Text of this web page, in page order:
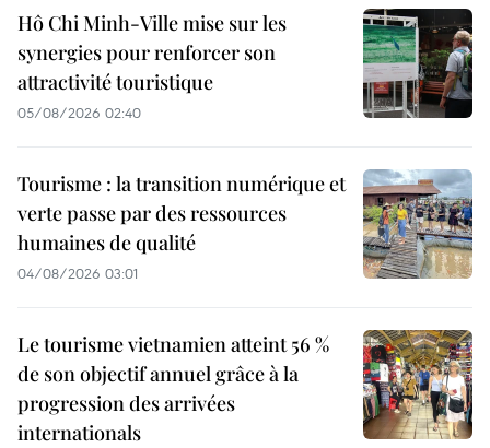
Hô Chi Minh-Ville mise sur les
synergies pour renforcer son
attractivité touristique
05/08/2026 02:40
Tourisme : la transition numérique et
verte passe par des ressources
humaines de qualité
04/08/2026 03:01
Le tourisme vietnamien atteint 56 %
de son objectif annuel grâce à la
progression des arrivées
internationals